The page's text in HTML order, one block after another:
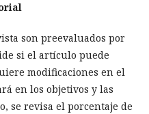
son preevaluados por
si el artículo puede
modificaciones en el
en los objetivos y las
se revisa el porcentaje de